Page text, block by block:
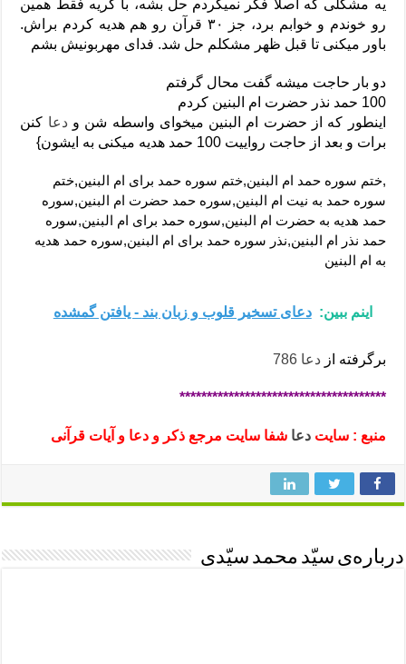
یه مشکلی که اصلا فکر نمیکردم حل بشه، با گریه فقط همین
رو خوندم و خوابم برد، جز ۳۰ قرآن رو هم هدیه کردم براش.
باور میکنی تا قبل ظهر مشکلم حل شد. فدای مهربونیش بشم
دو بار حاجت میشه گفت محال گرفتم
100 حمد نذر حضرت ام البنین کردم
اینطور که از حضرت ام البنین میخوای واسطه شن ودعا کنن
برات و بعد از حاجت رواییت 100 حمد هدیه میکنی به ایشون}
,ختم سوره حمد ام البنین,ختم سوره حمد برای ام البنین,ختم
سوره حمد به نیت ام البنین,سوره حمد حضرت ام البنین,سوره
حمد هدیه به حضرت ام البنین,سوره حمد برای ام البنین,سوره
حمد نذر ام البنین,نذر سوره حمد برای ام البنین,سوره حمد هدیه
به ام البنین
اینم ببین: دعای تسخیر قلوب و زبان بند - یافتن گمشده
برگرفته ازدعا 786
**************************************
منبع : سایتدعا شفا سایت مرجع ذکر و دعا و آیات قرآنی
درباره‌ی سیّد محمد سیّدی